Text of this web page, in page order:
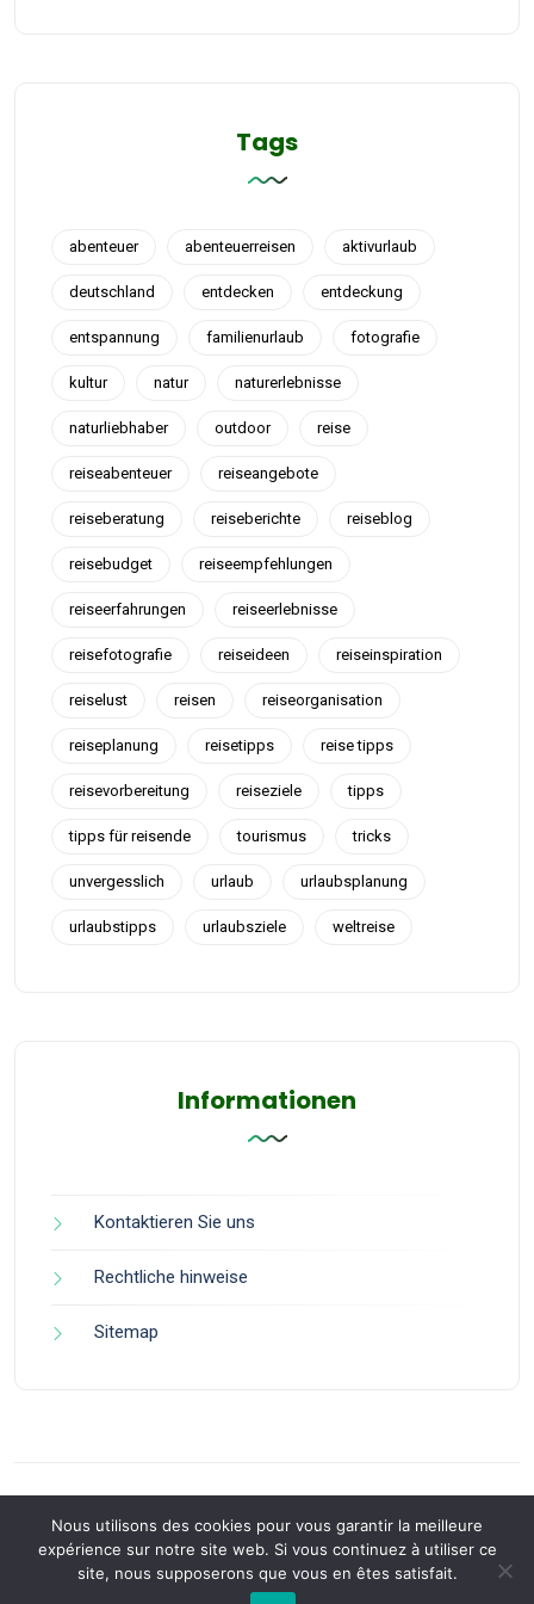
Tags
abenteuer abenteuerreisen aktivurlaub
deutschland entdecken entdeckung
entspannung familienurlaub fotografie
kultur natur naturerlebnisse
naturliebhaber outdoor reise
reiseabenteuer reiseangebote
reiseberatung reiseberichte reiseblog
reisebudget reiseempfehlungen
reiseerfahrungen reiseerlebnisse
reisefotografie reiseideen reiseinspiration
reiselust reisen reiseorganisation
reiseplanung reisetipps reise tipps
reisevorbereitung reiseziele tipps
tipps für reisende tourismus tricks
unvergesslich urlaub urlaubsplanung
urlaubstipps urlaubsziele weltreise
Informationen
Kontaktieren Sie uns
Rechtliche hinweise
Sitemap
Back to Top
Nous utilisons des cookies pour vous garantir la meilleure
expérience sur notre site web. Si vous continuez à utiliser ce
site, nous supposerons que vous en êtes satisfait.